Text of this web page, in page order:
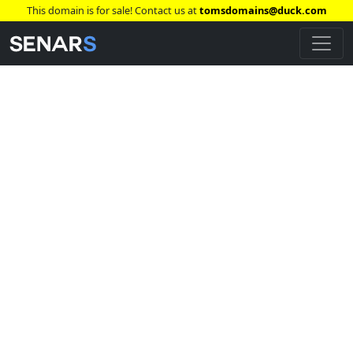
This domain is for sale! Contact us attomsdomains@duck.com